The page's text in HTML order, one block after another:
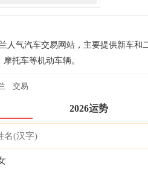
人气汽车交易网站，主要提供新车
托车等机动车辆。
交易
2026运势